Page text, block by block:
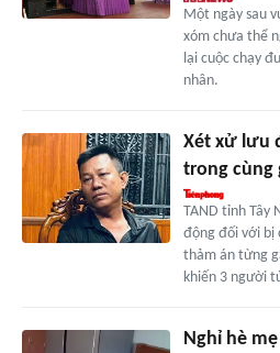
Một ngày sau
xóm chưa thể
lại cuộc chạy
nhân.
Xét xử lưu
trong cùng
TAND tỉnh Tây
động đối với bị
thảm án từng
khiến 3 người
Nghỉ hè